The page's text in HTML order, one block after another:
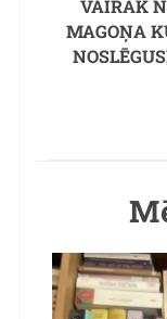
VAIRĀK
MAGOŅA